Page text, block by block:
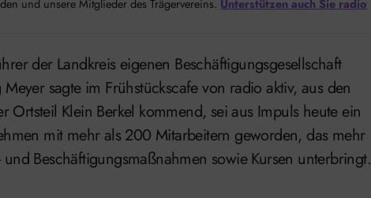
sagte im Frühstückscafe von radio aktiv, aus den
Klein Berkel kommend, sei aus Impuls heute ein
mit mehr als 200 Mitarbeitern geworden, das mehr
Beschäftigungsmaßnahmen sowie Kursen unterbringt.